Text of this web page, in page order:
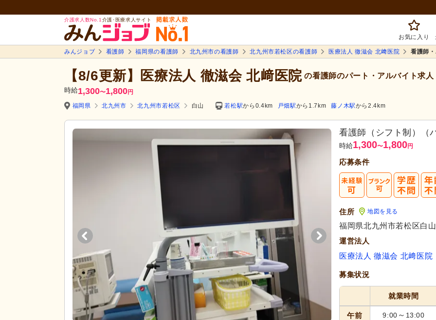
介護求人数No.1 介護･医療求人サイト
お気に入り
みんジョブ 看護師 福岡県の看護師 北九州市の看護師 北九州市若松区の看護師 医療法人 徹滋会 北﨑医院 看護師
【8/6更新】医療法人 徹滋会 北﨑医院 の看護師のパート・アルバイト求人
時給1,300〜1,800円
福岡県
北九州市 北九州市若松区 白山 若松駅から0.4km 戸畑駅から1.7km 藤ノ木駅から2.4km
まずは応
看護師（シフト制）（
時給1,300〜1,800円
応募条件
住所 地図を見る
福岡県北九州市若松区白
運営法人
医療法人 徹滋会 北﨑医院
募集状況
就業時間
午前 9:00 ～ 13:00